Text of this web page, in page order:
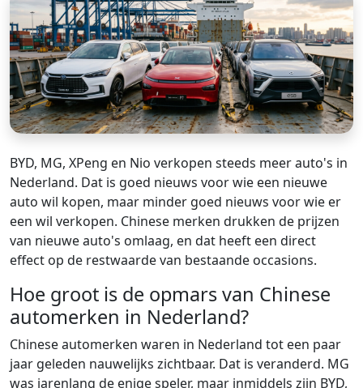
BYD, MG, XPeng en Nio verkopen steeds meer auto's in
Nederland. Dat is goed nieuws voor wie een nieuwe
auto wil kopen, maar minder goed nieuws voor wie er
een wil verkopen. Chinese merken drukken de prijzen
van nieuwe auto's omlaag, en dat heeft een direct
effect op de restwaarde van bestaande occasions.
Hoe groot is de opmars van Chinese
automerken in Nederland?
Chinese automerken waren in Nederland tot een paar
jaar geleden nauwelijks zichtbaar. Dat is veranderd. MG
was jarenlang de enige speler, maar inmiddels zijn BYD,